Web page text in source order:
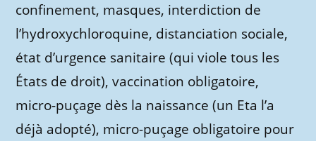
confinement, masques, interdiction de
l’hydroxychloroquine, distanciation sociale,
état d’urgence sanitaire (qui viole tous les
États de droit), vaccination obligatoire,
micro-puçage dès la naissance (un Eta l’a
déjà adopté), micro-puçage obligatoire pour